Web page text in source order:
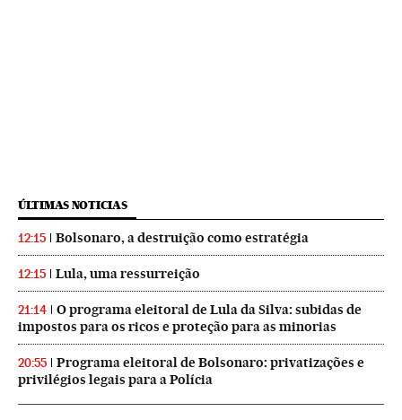
ÚLTIMAS NOTICIAS
12:15 Bolsonaro, a destruição como estratégia
12:15 Lula, uma ressurreição
21:14
O programa eleitoral de Lula da Silva: subidas de
impostos para os ricos e proteção para as minorias
20:55
Programa eleitoral de Bolsonaro: privatizações e
privilégios legais para a Polícia